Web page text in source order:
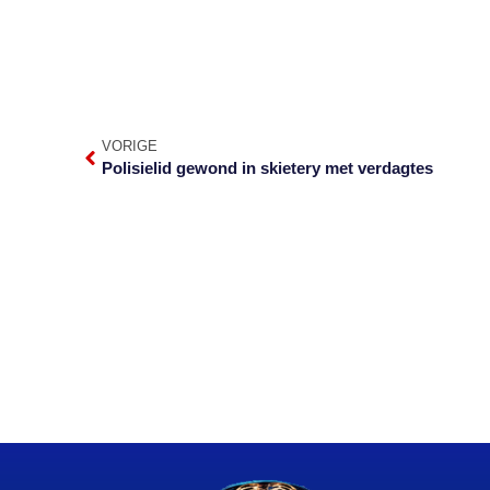
VORIGE
Polisielid gewond in skietery met verdagtes